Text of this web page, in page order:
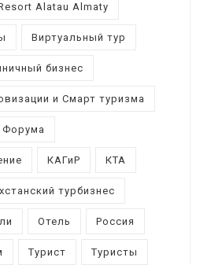
Alatau Almaty
Виртуальный тур
бизнес
и Смарт туризма
Форума
КАГиР КТА
турбизнес
Отель Россия
Турист Туристы